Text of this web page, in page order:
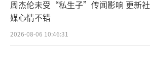
周杰伦未受“私生子”传闻影响 更新社
媒心情不错
2026-08-06 10:46:31